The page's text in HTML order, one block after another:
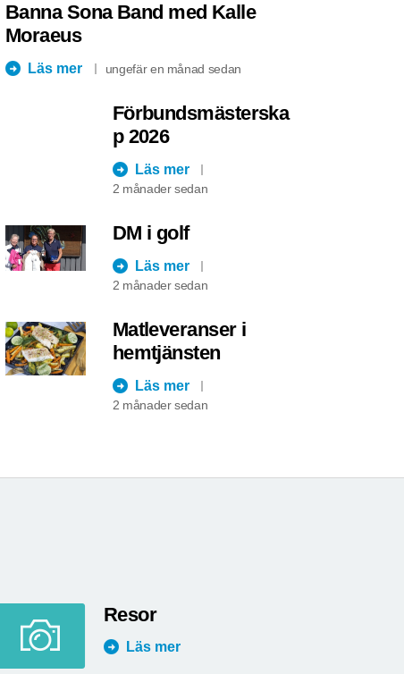
Banna Sona Band med Kalle
Moraeus
Läs mer ungefär en månad sedan
Förbundsmästerska
p 2026
Läs mer
2 månader sedan
DM i golf
Läs mer
2 månader sedan
Matleveranser i
hemtjänsten
Läs mer
2 månader sedan
Resor
Läs mer